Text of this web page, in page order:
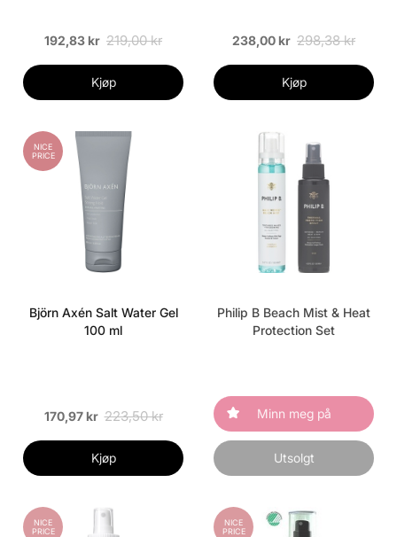
192,83 kr 219,00 kr
Kjøp
238,00 kr 298,38 kr
Kjøp
NICE
PRICE
Björn Axén Salt Water Gel
100 ml
170,97 kr 223,50 kr
Kjøp
Philip B Beach Mist & Heat
Protection Set
Minn meg på
Utsolgt
NICE
PRICE
NICE
PRICE